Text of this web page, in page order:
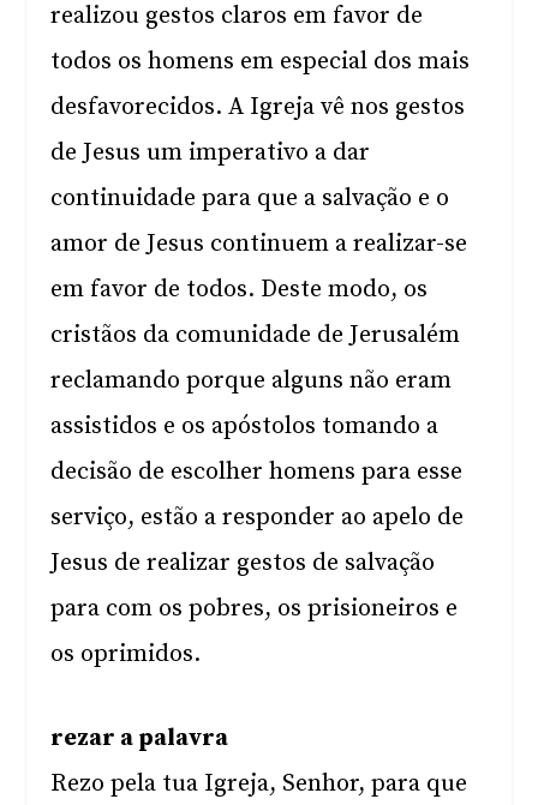
realizou gestos claros em favor de
todos os homens em especial dos mais
desfavorecidos. A Igreja vê nos gestos
de Jesus um imperativo a dar
continuidade para que a salvação e o
amor de Jesus continuem a realizar-se
em favor de todos. Deste modo, os
cristãos da comunidade de Jerusalém
reclamando porque alguns não eram
assistidos e os apóstolos tomando a
decisão de escolher homens para esse
serviço, estão a responder ao apelo de
Jesus de realizar gestos de salvação
para com os pobres, os prisioneiros e
os oprimidos.
rezar a palavra
Rezo pela tua Igreja, Senhor, para que